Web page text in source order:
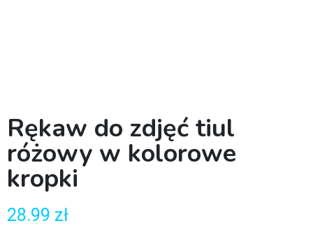
Rękaw do zdjęć tiul
różowy w kolorowe
kropki
28.99 zł